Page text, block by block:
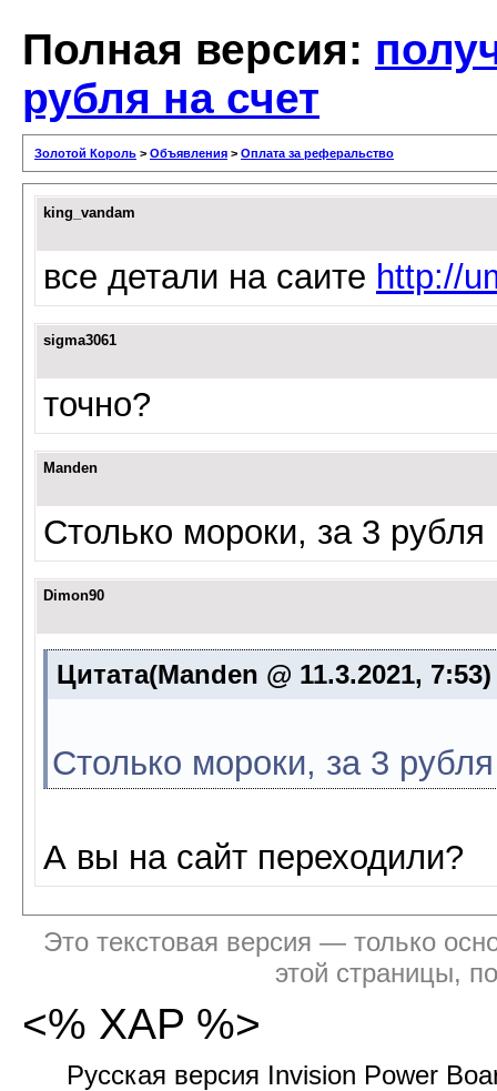
Полная версия:
рубля на счет
Золотой Король > Объявления > Оплата за реферальство
king_vandam
все детали на саите http://
sigma3061
точно?
Manden
Столько мороки, за 3 рубля
Dimon90
Цитата(Manden @ 11.3.2021,
Столько мороки, за 3 рубля
А вы на сайт переходили?
Это текстовая версия — только
этой страницы,
<% XAP %>
Русская версия Invision Power